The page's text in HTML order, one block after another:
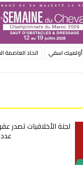
أولمبيك اسفي اتحاد العاصمة
لجنة الأخلاقيات تصدر